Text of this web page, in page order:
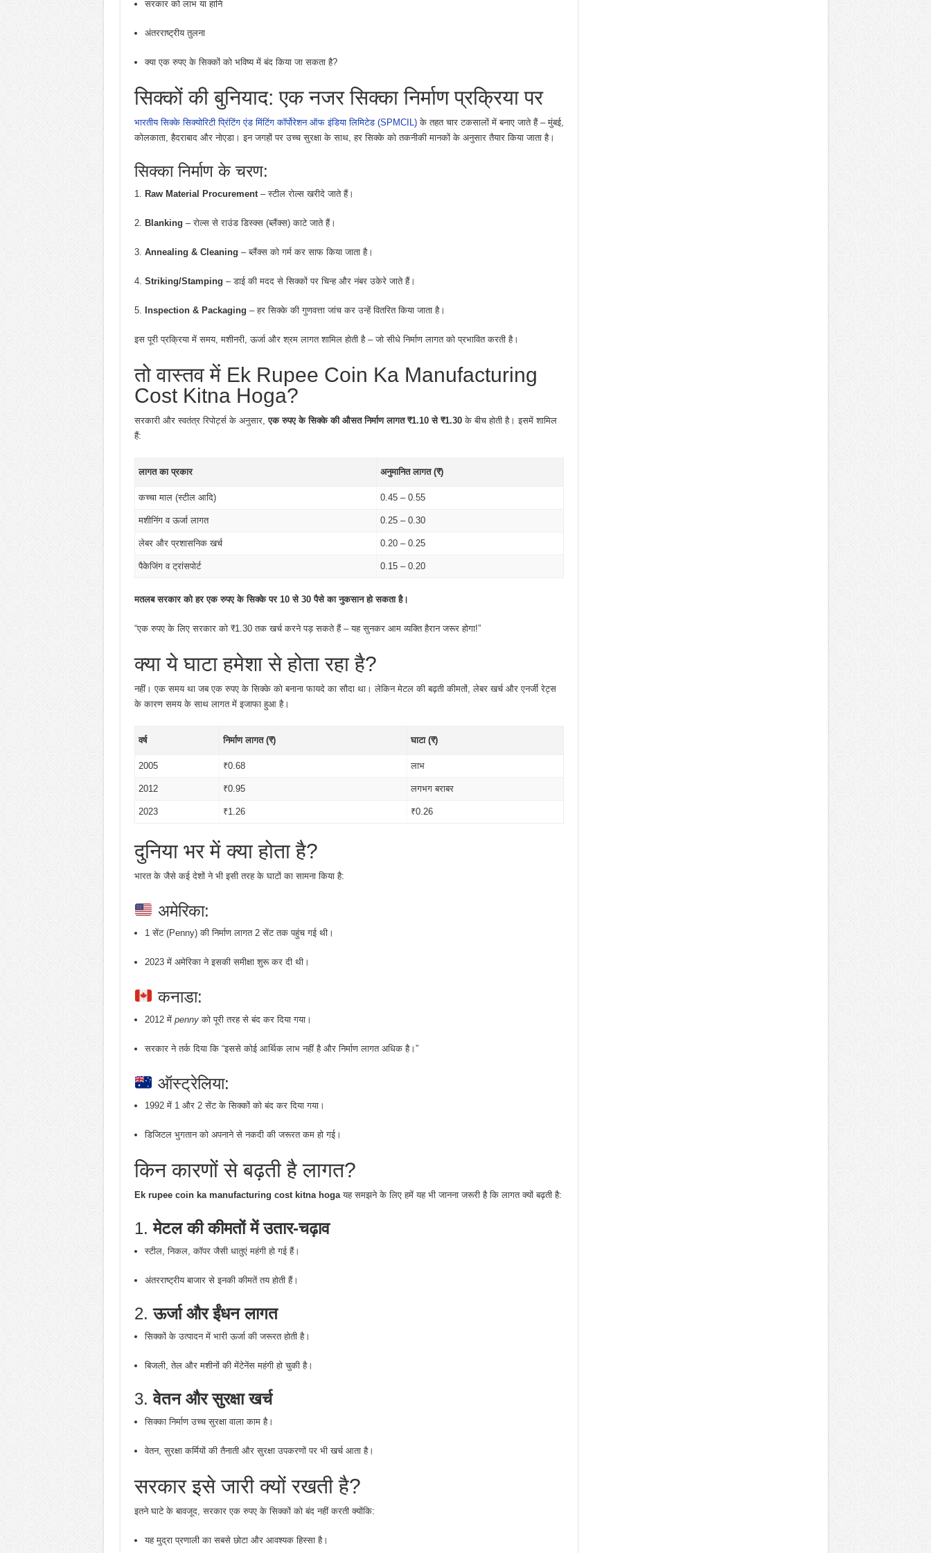
सरकार को लाभ या हानि
अंतरराष्ट्रीय तुलना
क्या एक रुपए के सिक्कों को भविष्य में बंद किया जा सकता है?
सिक्कों की बुनियाद: एक नजर सिक्का निर्माण प्रक्रिया पर
भारतीय सिक्के सिक्योरिटी प्रिंटिंग एंड मिंटिंग कॉर्पोरेशन ऑफ इंडिया लिमिटेड (SPMCIL)के तहत चार टकसालों में बनाए जाते हैं – मुंबई,
कोलकाता, हैदराबाद और नोएडा। इन जगहों पर उच्च सुरक्षा के साथ, हर सिक्के को तकनीकी मानकों के अनुसार तैयार किया जाता है।
सिक्का निर्माण के चरण:
Raw Material Procurement– स्टील रोल्स खरीदे जाते हैं।
Blanking – रोल्स से राउंड डिस्क्स (ब्लैंक्स) काटे जाते हैं।
Annealing & Cleaning – ब्लैंक्स को गर्म कर साफ किया जाता है।
Striking/Stamping – डाई की मदद से सिक्कों पर चिन्ह और नंबर उकेरे जाते हैं।
Inspection & Packaging – हर सिक्के की गुणवत्ता जांच कर उन्हें वितरित किया जाता है।
इस पूरी प्रक्रिया में समय, मशीनरी, ऊर्जा और श्रम लागत शामिल होती है – जो सीधे निर्माण लागत को प्रभावित करती है।
तो वास्तव में Ek Rupee Coin Ka Manufacturing
Cost Kitna Hoga?
सरकारी और स्वतंत्र रिपोर्ट्स के अनुसार,एक रुपए के सिक्के की औसत निर्माण लागत ₹1.10 से ₹1.30के बीच होती है। इसमें शामिल
हैं:
लागत का प्रकार अनुमानित लागत (₹)
कच्चा माल (स्टील आदि) 0.45 – 0.55
मशीनिंग व ऊर्जा लागत 0.25 – 0.30
लेबर और प्रशासनिक खर्च 0.20 – 0.25
पैकेजिंग व ट्रांसपोर्ट 0.15 – 0.20
मतलब सरकार को हर एक रुपए के सिक्के पर 10 से 30 पैसे का नुकसान हो सकता है।
“एक रुपए के लिए सरकार को ₹1.30 तक खर्च करने पड़ सकते हैं – यह सुनकर आम व्यक्ति हैरान जरूर होगा!”
क्या ये घाटा हमेशा से होता रहा है?
नहीं। एक समय था जब एक रुपए के सिक्के को बनाना फायदे का सौदा था। लेकिन मेटल की बढ़ती कीमतों, लेबर खर्च और एनर्जी रेट्स
के कारण समय के साथ लागत में इजाफा हुआ है।
वर्ष निर्माण लागत (₹) घाटा (₹)
2005 ₹0.68 लाभ
2012 ₹0.95 लगभग बराबर
2023 ₹1.26 ₹0.26
दुनिया भर में क्या होता है?
भारत के जैसे कई देशों ने भी इसी तरह के घाटों का सामना किया है:
अमेरिका:
1 सेंट (Penny) की निर्माण लागत 2 सेंट तक पहुंच गई थी।
2023 में अमेरिका ने इसकी समीक्षा शुरू कर दी थी।
कनाडा:
2012 में pennyको पूरी तरह से बंद कर दिया गया।
सरकार ने तर्क दिया कि “इससे कोई आर्थिक लाभ नहीं है और निर्माण लागत अधिक है।”
ऑस्ट्रेलिया:
1992 में 1 और 2 सेंट के सिक्कों को बंद कर दिया गया।
डिजिटल भुगतान को अपनाने से नकदी की जरूरत कम हो गई।
किन कारणों से बढ़ती है लागत?
Ek rupee coin ka manufacturing cost kitna hogaयह समझने के लिए हमें यह भी जानना जरूरी है कि लागत क्यों बढ़ती है:
1.मेटल की कीमतों में उतार-चढ़ाव
स्टील, निकल, कॉपर जैसी धातुएं महंगी हो गई हैं।
अंतरराष्ट्रीय बाजार से इनकी कीमतें तय होती हैं।
2.ऊर्जा और ईंधन लागत
सिक्कों के उत्पादन में भारी ऊर्जा की जरूरत होती है।
बिजली, तेल और मशीनों की मेंटेनेंस महंगी हो चुकी है।
3.वेतन और सुरक्षा खर्च
सिक्का निर्माण उच्च सुरक्षा वाला काम है।
वेतन, सुरक्षा कर्मियों की तैनाती और सुरक्षा उपकरणों पर भी खर्च आता है।
सरकार इसे जारी क्यों रखती है?
इतने घाटे के बावजूद, सरकार एक रुपए के सिक्कों को बंद नहीं करती क्योंकि:
यह मुद्रा प्रणाली का सबसे छोटा और आवश्यक हिस्सा है।